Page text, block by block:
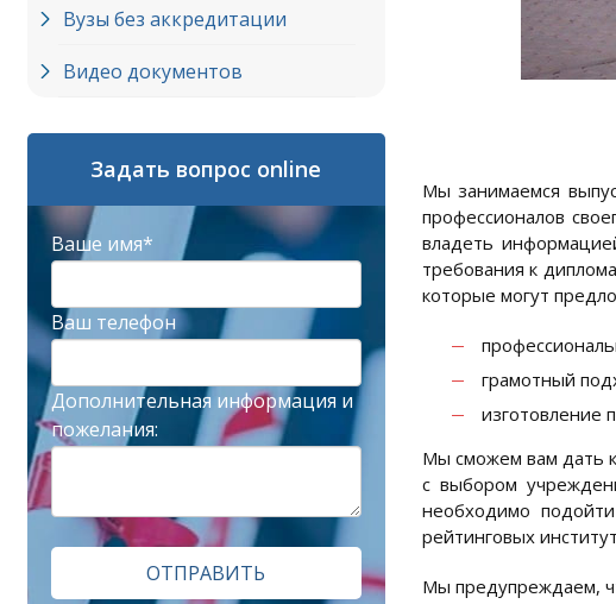
Вузы без аккредитации
Видео документов
Задать вопрос online
Ваше имя*
Ваш телефон
Дополнительная информация и
пожелания:
ОТПРАВИТЬ
Мы занимаемся
профессионалов
владеть
требования к
которые могут
грамотный
изготовление
Мы сможем вам дать
с выбором
необходимо
рейтинговых
Мы предупреждаем,